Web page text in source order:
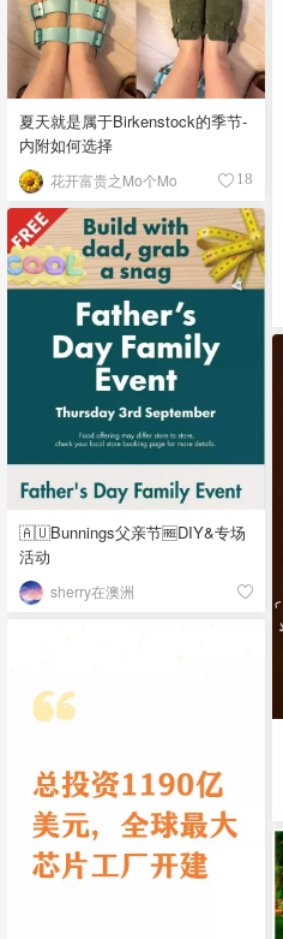
夏天就是属于Birkenstock的季节-
内附如何选择
花开富贵之Mo个Mo 18
🇦🇺Bunnings父亲节🆓DIY&专场
活动
sherry在澳洲